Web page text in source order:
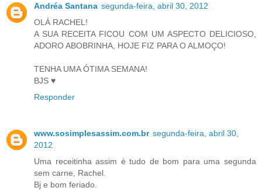
Andréa Santana segunda-feira, abril 30, 2012
OLÁ RACHEL!
A SUA RECEITA FICOU COM UM ASPECTO DELICIOSO,
ADORO ABOBRINHA, HOJE FIZ PARA O ALMOÇO!
TENHA UMA ÓTIMA SEMANA!
BJS ♥
Responder
www.sosimplesassim.com.br segunda-feira, abril 30,
2012
Uma receitinha assim é tudo de bom para uma segunda
sem carne, Rachel.
Bj e bom feriado.